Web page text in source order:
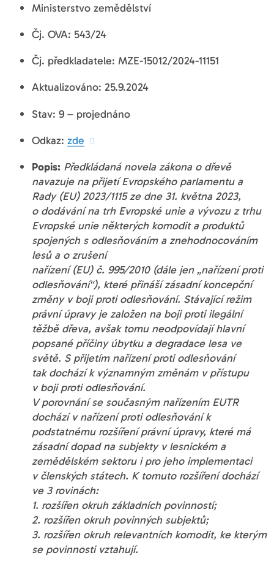
Ministerstvo zemědělství
Čj. OVA: 543/24
Čj. předkladatele: MZE-15012/2024-11151
Aktualizováno: 25.9.2024
Stav: 9 – projednáno
Odkaz: zde
Popis: Předkládaná novela zákona o dřevě
navazuje na přijetí Evropského parlamentu a
Rady (EU) 2023/1115 ze dne 31. května 2023,
o dodávání na trh Evropské unie a vývozu z trhu
Evropské unie některých komodit a produktů
spojených s odlesňováním a znehodnocováním
lesů a o zrušení
nařízení (EU) č. 995/2010 (dále jen „nařízení proti
odlesňování“), které přináší zásadní koncepční
změny v boji proti odlesňování. Stávající režim
právní úpravy je založen na boji proti ilegální
těžbě dřeva, avšak tomu neodpovídají hlavní
popsané příčiny úbytku a degradace lesa ve
světě. S přijetím nařízení proti odlesňování
tak dochází k významným změnám v přístupu
v boji proti odlesňování.
V porovnání se současným nařízením EUTR
dochází v nařízení proti odlesňování k
podstatnému rozšíření právní úpravy, které má
zásadní dopad na subjekty v lesnickém a
zemědělském sektoru i pro jeho implementaci
v členských státech. K tomuto rozšíření dochází
ve 3 rovinách:
1. rozšířen okruh základních povinností;
2. rozšířen okruh povinných subjektů;
3. rozšířen okruh relevantních komodit, ke kterým
se povinnosti vztahují.